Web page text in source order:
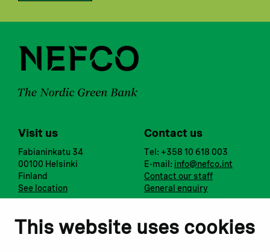
This website uses cookies
Visit us
Fabianinkatu 34
00100 Helsinki
Finland
See location
Contact us
Tel: +358 10 618 003
E-mail: info@nefco.int
Contact our staff
General enquiry
Notify us